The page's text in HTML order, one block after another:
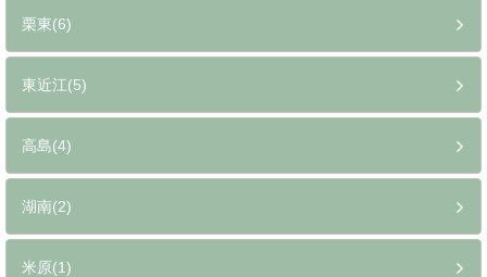
栗東(6)
東近江(5)
高島(4)
湖南(2)
米原(1)